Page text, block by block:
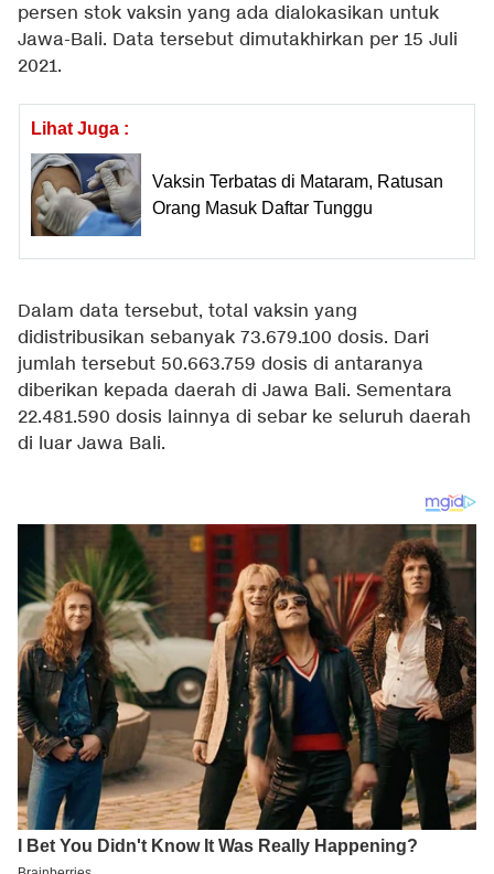
persen stok vaksin yang ada dialokasikan untuk
Jawa-Bali. Data tersebut dimutakhirkan per 15 Juli
2021.
Lihat Juga :
Vaksin Terbatas di Mataram, Ratusan
Orang Masuk Daftar Tunggu
Dalam data tersebut, total vaksin yang
didistribusikan sebanyak 73.679.100 dosis. Dari
jumlah tersebut 50.663.759 dosis di antaranya
diberikan kepada daerah di Jawa Bali. Sementara
22.481.590 dosis lainnya di sebar ke seluruh daerah
di luar Jawa Bali.